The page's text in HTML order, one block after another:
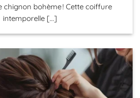
chignon bohème ! Cette coiffure
intemporelle [...]